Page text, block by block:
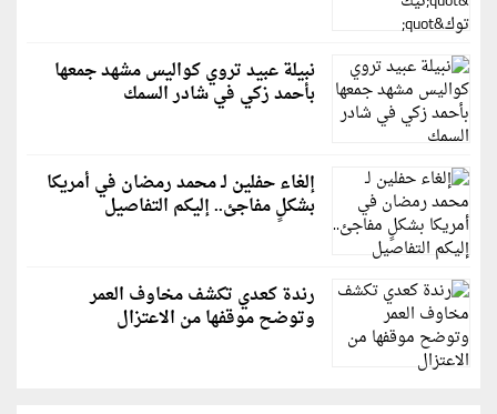
نبيلة عبيد تروي كواليس مشهد جمعها
بأحمد زكي في شادر السمك
إلغاء حفلين لـ محمد رمضان في أمريكا
بشكلٍ مفاجئ.. إليكم التفاصيل
رندة كعدي تكشف مخاوف العمر
وتوضح موقفها من الاعتزال